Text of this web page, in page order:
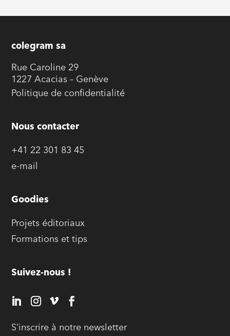
colegram sa
Rue Caroline 29
1227 Acacias – Genève
Politique de confidentialité
Nous contacter
+41 22 301 83 45
e-mail
Goodies
Projets éditoriaux
Formations et tips
Suivez-nous !
S’inscrire à notre newsletter